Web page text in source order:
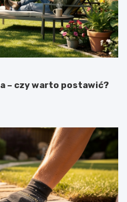
– czy warto postawić?